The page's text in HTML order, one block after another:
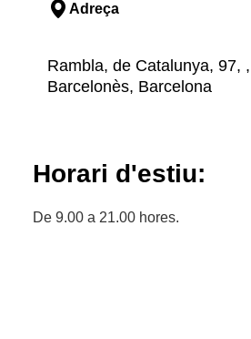
Adreça
Rambla, de Catalunya, 97,
Barcelonès, Barcelona
Horari d'estiu:
De 9.00 a 21.00 hores.